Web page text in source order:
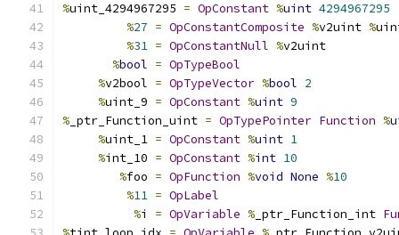
%uint_4294967295 = OpConstant %uint 4294967295
%27 = OpConstantComposite %v2uint %
%31 = OpConstantNull %v2uint
%bool = OpTypeBool
%v2bool = OpTypeVector %bool 2
%uint_9 = OpConstant %uint 9
% _ptr_Function_uint = OpTypePointer Function %
%uint_1 = OpConstant %uint 1
%int_10 = OpConstant %int 10
%foo = OpFunction %void None %10
%11 = OpLabel
%i = OpVariable % _ptr_Function_int